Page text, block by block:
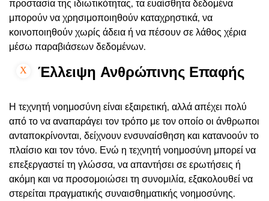
προστασία της ιδιωτικότητας, τα ευαίσθητα δεδομένα
μπορούν να χρησιμοποιηθούν καταχρηστικά, να
κοινοποιηθούν χωρίς άδεια ή να πέσουν σε λάθος χέρια
μέσω παραβιάσεων δεδομένων.
Έλλειψη Ανθρώπινης Επαφής
Η τεχνητή νοημοσύνη είναι εξαιρετική, αλλά απέχει πολύ
από το να αναπαράγει τον τρόπο με τον οποίο οι άνθρωποι
ανταποκρίνονται, δείχνουν ενσυναίσθηση και κατανοούν το
πλαίσιο και τον τόνο. Ενώ η τεχνητή νοημοσύνη μπορεί να
επεξεργαστεί τη γλώσσα, να απαντήσει σε ερωτήσεις ή
ακόμη και να προσομοιώσει τη συνομιλία, εξακολουθεί να
στερείται πραγματικής συναισθηματικής νοημοσύνης.